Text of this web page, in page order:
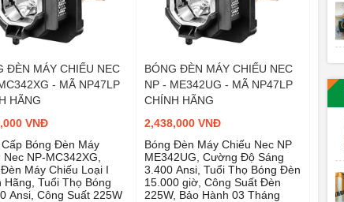
ĐÈN MÁY CHIẾU NEC
- MÃ NP47LP
HÃNG
VNĐ
Bóng Đèn Máy
Nec NP-MC342XG,
Máy Chiếu Loại I
Hãng, Tuổi Thọ Bóng
Ansi, Công Suất 225W
BÓNG ĐÈN MÁY CHIẾU NEC
NP - ME342UG - MÃ NP47LP
CHÍNH HÃNG
2,438,000 VNĐ
Bóng Đèn Máy Chiếu Nec NP
ME342UG, Cường Độ Sáng
3.400 Ansi, Tuổi Thọ Bóng Đèn
15.000 giờ, Công Suất Đèn
225W, Bảo Hành 03 Tháng